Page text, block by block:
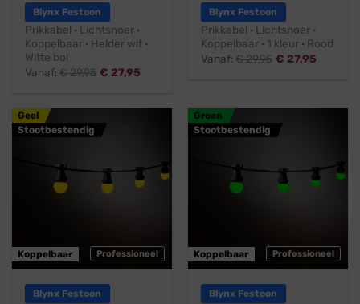
Blynx Festoon
Prikkabel · Lichtsnoer ·
Koppelbaar · Helder wit ·
Witte bol
Vanaf:€29,95 € 27,95
Blynx Festoon
Prikkabel · Lichtsnoer ·
Koppelbaar · 1 kleur · Rood
Vanaf:€29,95 € 27,95
Geel
Stootbestendig
Professioneel
Koppelbaar
Blynx Festoon
Groen
Stootbestendig
Professioneel
Koppelbaar
Blynx Festoon